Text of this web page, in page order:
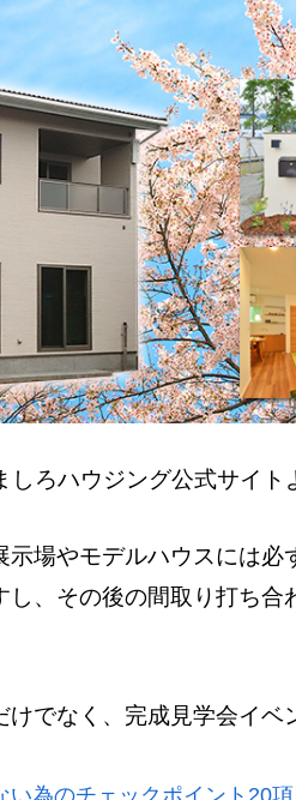
ろハウジング公式サイト
場やモデルハウスには必
、その後の間取り打ち合
でなく、完成見学会イベ